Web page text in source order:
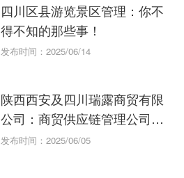
四川区县游览景区管理：你不
得不知的那些事！
发布时间：2025/06/14
陕西西安及四川瑞露商贸有限
公司：商贸供应链管理公司横
向对比
发布时间：2025/06/05